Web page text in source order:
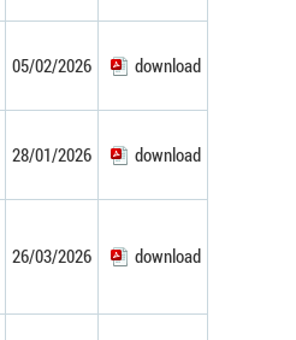
05/02/2026 download
28/01/2026 download
26/03/2026 download